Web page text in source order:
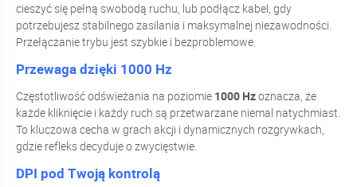
cieszyć się pełną swobodą ruchu, lub podłącz kabel, gdy
potrzebujesz stabilnego zasilania i maksymalnej niezawodności.
Przełączanie trybu jest szybkie i bezproblemowe.
Przewaga dzięki 1000 Hz
Częstotliwość odświeżania na poziomie 1000 Hzoznacza, że
każde kliknięcie i każdy ruch są przetwarzane niemal natychmiast.
To kluczowa cecha w grach akcji i dynamicznych rozgrywkach,
gdzie refleks decyduje o zwycięstwie.
DPI pod Twoją kontrolą